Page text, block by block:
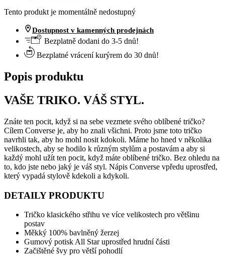
Tento produkt je momentálně nedostupný
Dostupnost v kamenných prodejnách
Bezplatně dodani do 3-5 dnů!
Bezplatné vrácení kurýrem do 30 dnů!
Popis produktu
VAŠE TRIKO. VÁŠ STYL.
Znáte ten pocit, když si na sebe vezmete svého oblíbené tričko?
Cílem Converse je, aby ho znali všichni. Proto jsme toto tričko
navrhli tak, aby ho mohl nosit kdokoli. Máme ho hned v několika
velikostech, aby se hodilo k různým stylům a postavám a aby si
každý mohl užít ten pocit, když máte oblíbené tričko. Bez ohledu na
to, kdo jste nebo jaký je váš styl. Nápis Converse vpředu uprostřed,
který vypadá stylově kdekoli a kdykoli.
DETAILY PRODUKTU
Tričko klasického střihu ve více velikostech pro většinu
postav
Měkký 100% bavlněný žerzej
Gumový potisk All Star uprostřed hrudní části
Začištěné švy pro větší pohodlí